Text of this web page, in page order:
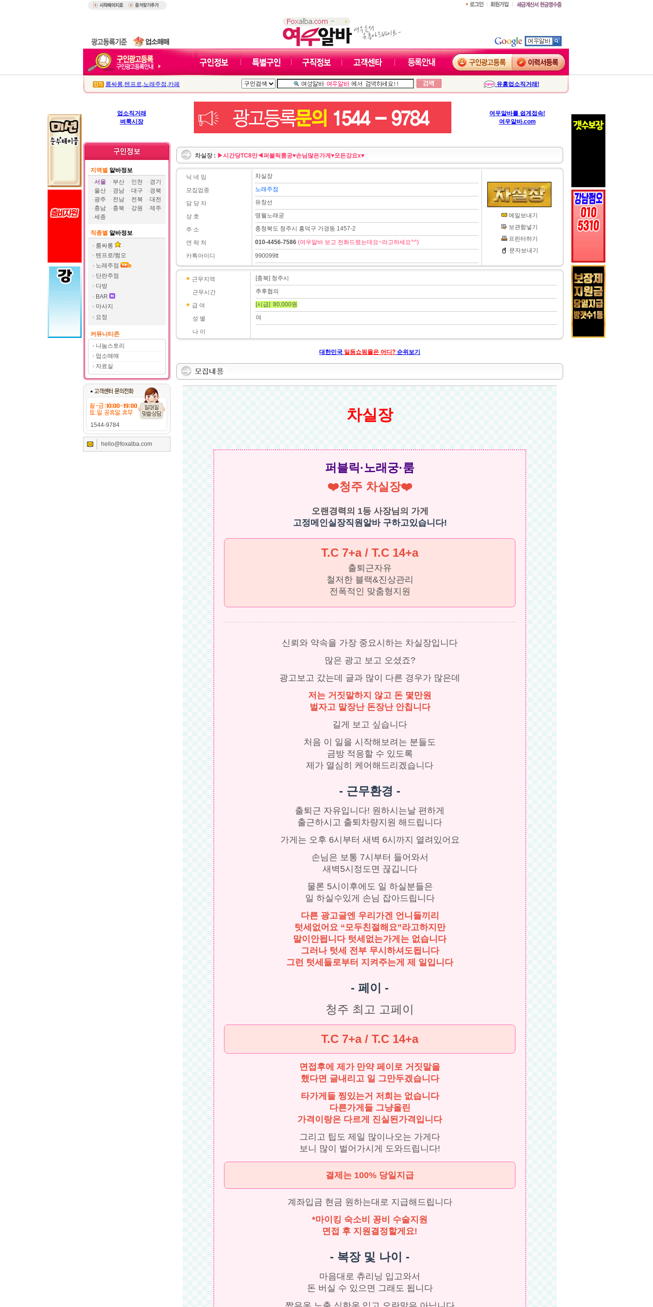
룸싸롱,텐프로,노래주점 ,카페 유흥업소직거래!
업소직거래
벼룩시장
여우알바를 쉽게접속!
여우알바.com
지역별 알바정보
서울
부산 인천
경기
울산
경남 대구
경북
광주
전남 전북
대전
충남
충북 강원
제주
세종
직종별 알바정보
룸싸롱
텐프로/쩜오
노래주점
단란주점
다방
BAR
마사지
요정
커뮤니티존
나눔스토리
업소매매
자료실
1544-9784
hello@foxalba.com
차실장 : ▶시간당TC8만◀퍼블릭룸궁♥손님많은가게♥모든강요x♥
닉 네 임
모집업종
담 당 자
상 호
주 소
연 락 처
카톡아이디
차실장
노래주점
유창선
명월노래궁
충청북도 청주시 흥덕구 가경동 1457-2
010-4456-7586 (여우알바 보고 전화드렸는데요~라고하세요^^)
990099tt
메일보내기
보관함넣기
프린터하기
문자보내기
근무지역
근무시간
급 여
성 별
나 이
[충북] 청주시
추후협의
[시급] 80,000원
여
대한민국 일등쇼핑몰은 어디? 순위보기
차실장
퍼블릭·노래궁·룸
❤️청주 차실장❤️
오랜경력의 1등 사장님의 가게
고정메인실장직원알바 구하고있습니다!
T.C 7+a / T.C 14+a
출퇴근자유
철저한 블랙&진상관리
전폭적인 맞춤형지원
신뢰와 약속을 가장 중요시하는 차실장입니다
많은 광고 보고 오셨죠?
광고보고 갔는데 글과 많이 다른 경우가 많은데
저는 거짓말하지 않고 돈 몇만원
벌자고 말장난 돈장난 안칩니다
길게 보고 싶습니다
처음 이 일을 시작해보려는 분들도
금방 적응할 수 있도록
제가 열심히 케어해드리겠습니다
- 근무환경 -
출퇴근 자유입니다! 원하시는날 편하게
출근하시고 출퇴차량지원 해드립니다
가게는 오후 6시부터 새벽 6시까지 열려있어요
손님은 보통 7시부터 들어와서
새벽5시정도면 끊깁니다
물론 5시이후에도 일 하실분들은
일 하실수있게 손님 잡아드립니다
다른 광고글엔 우리가겐 언니들끼리
텃세없어요 “모두친절해요”라고하지만
말이안됩니다 텃세없는가게는 없습니다
그러나 텃세 전부 무시하셔도됩니다
그런 텃세들로부터 지켜주는게 제 일입니다
- 페이 -
청주 최고 고페이
T.C 7+a / T.C 14+a
면접후에 제가 만약 페이로 거짓말을
했다면 글내리고 일 그만두겠습니다
타가게들 찡있는거 저희는 없습니다
다른가게들 그냥올린
가격이랑은 다르게 진실된가격입니다
그리고 팁도 제일 많이나오는 가게다
보니 많이 벌어가시게 도와드립니다!
결제는 100% 당일지급
계좌입금 현금 원하는대로 지급해드립니다
*마이킹 숙소비 꽁비 수술지원
면접 후 지원결정할게요!
- 복장 및 나이 -
마음대로 츄리닝 입고와서
돈 버실 수 있으면 그래도 됩니다